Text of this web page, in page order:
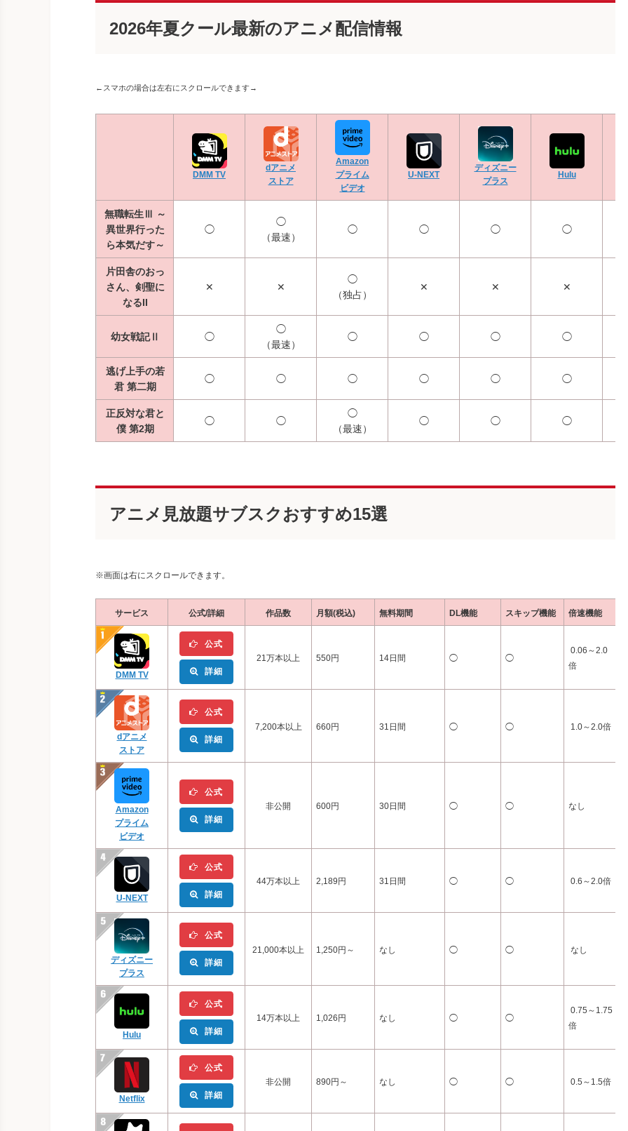
2026年夏クール最新のアニメ配信情報
←スマホの場合は左右にスクロールできます→
DMM TV
dアニメ
ストア
Amazon
プライム
ビデオ
U-NEXT
ディズニー
プラス
Hulu
無職転生Ⅲ ～
異世界行った
ら本気だす～
◯
◯
（最速）
◯ ◯ ◯ ◯
片田舎のおっ
さん、剣聖に
なるII
✕ ✕
◯
（独占）
✕ ✕ ✕
幼女戦記Ⅱ ◯
◯
（最速）
◯ ◯ ◯ ◯
逃げ上手の若
君 第二期
◯ ◯ ◯ ◯ ◯ ◯
正反対な君と
僕 第2期
◯ ◯
◯
（最速）
◯ ◯ ◯
アニメ見放題サブスクおすすめ15選
※画面は右にスクロールできます。
サービス 公式/詳細 作品数 月額(税込) 無料期間 DL機能 スキップ機能 倍速機能
DMM TV
公式
詳細
21万本以上 550円 14日間 ◯ ◯
0.06～2.0
倍
dアニメ
ストア
公式
詳細
7,200本以上 660円 31日間 ◯ ◯ 1.0～2.0倍
Amazon
プライム
ビデオ
公式
詳細
非公開 600円 30日間 ◯ ◯ なし
U-NEXT
公式
詳細
44万本以上 2,189円 31日間 ◯ ◯ 0.6～2.0倍
ディズニー
プラス
公式
詳細
21,000本以上 1,250円～ なし ◯ ◯ なし
Hulu
公式
詳細
14万本以上 1,026円 なし ◯ ◯
0.75～1.75
倍
Netflix
公式
詳細
非公開 890円～ なし ◯ ◯ 0.5～1.5倍